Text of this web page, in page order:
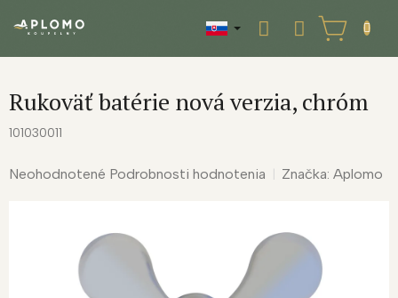
NÁKUPNÝ
KOŠÍK
Rukoväť batérie nová verzia, chróm
101030011
Priemerné
Neohodnotené Podrobnosti hodnotenia Značka: Aplomo